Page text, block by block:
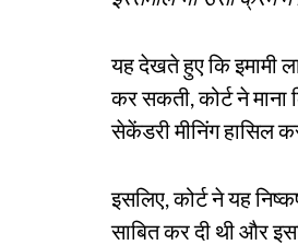
यह देखते हुए कि इमामी
कर सकती, कोर्ट ने
सेकेंडरी मीनिंग हासिल
इसलिए, कोर्ट ने यह
साबित कर दी थी और